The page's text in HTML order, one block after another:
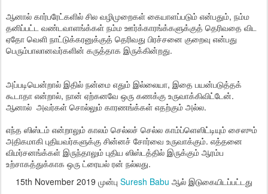
ஆனால் கார்பரேட்களில் சில வழிமுறைகள் கையாளப்படும் என்பதும், நம்ம
தனிப்பட்ட வண்டவாளங்க்கள் நம்ம ஊர்க்காரங்க்களுக்குத் தெரிவதை விட
ஏதோ வெளி நாட்டுக்கரனுக்குத் தெரிவது பிரச்சனை குறைவு என்பது
பெரும்பாலானவர்களின் கருத்தாக இருக்கின்றது.
அப்படியென்றால் இதில் நன்மை எதும் இல்லையா, இதை பயன்படுத்தக்
கூடாதா என்றால், நான் ஏற்கனவே ஒரு கணக்கு உருவாக்கிவிட்டேன்.
ஆனால் அவர்கள் சொல்லும் காரணங்க்கள் எதற்கும் அல்ல.
எந்த ஸிஸ்டம் என்றாலும் காலம் செல்லச் செல்ல காம்ப்ளெஸிட்டியும் சைஸும்
அதிகமாகி புதியவர்களுக்கு சின்னச் சோர்வை உருவாக்கும். எத்தனை
விமர்சனங்க்கள் இருந்தாலும் புதிய ஸிஸ்டத்தில் இருக்கும் ஆரம்ப
உற்சாகத்துக்காக ஒரு ட்ரையல் ரன் நல்லது.
15th November 2019 முன்பு Suresh Babu ஆல் இடுகையிடப்பட்டது